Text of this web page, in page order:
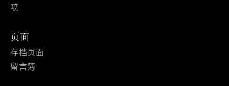
喷
页面
存档页面
留言簿